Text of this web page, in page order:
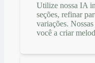
Utilize nossa IA
seções, refinar
variações.
você a criar